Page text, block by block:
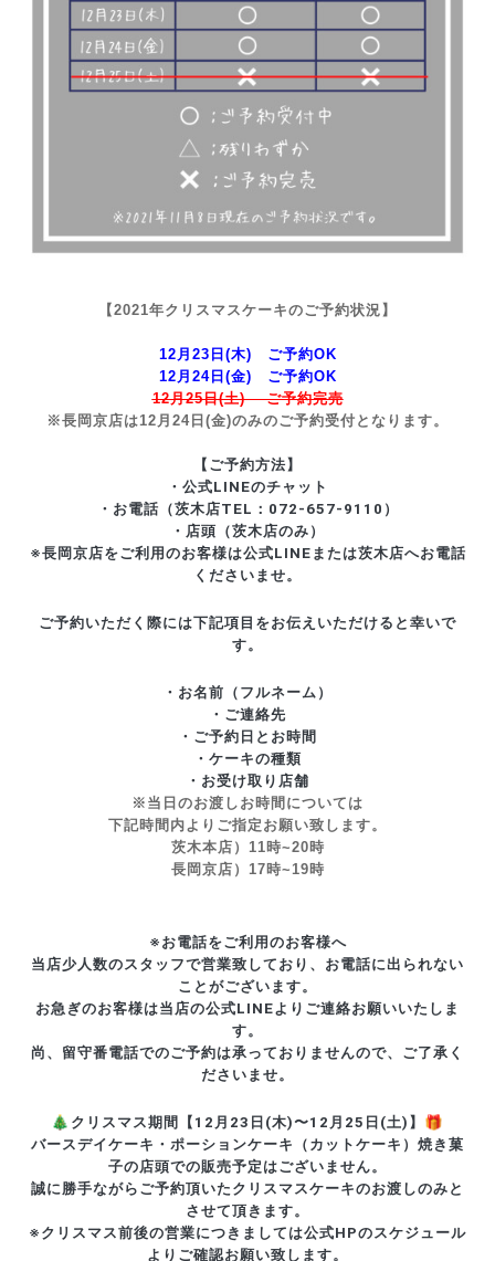
【2021年クリスマスケーキのご予約状況】
12月23日(木) ご予約OK
12月24日(金) ご予約OK
12月25日(土) ご予約完売
※長岡京店は12月24日(金)のみのご予約受付となります。
【ご予約方法】
・公式LINEのチャット
・お電話（茨木店TEL：072-657-9110）
・店頭（茨木店のみ）
※長岡京店をご利用のお客様は公式LINEまたは茨木店へお電話
くださいませ。
ご予約いただく際には下記項目をお伝えいただけると幸いで
す。
・お名前（フルネーム）
・ご連絡先
・ご予約日とお時間
・ケーキの種類
・お受け取り店舗
※当日のお渡しお時間については
下記時間内よりご指定お願い致します。
茨木本店）11時~20時
長岡京店）17時~19時
※お電話をご利用のお客様へ
当店少人数のスタッフで営業致しており、お電話に出られない
ことがございます。
お急ぎのお客様は当店の公式LINEよりご連絡お願いいたしま
す。
尚、留守番電話でのご予約は承っておりませんので、ご了承く
ださいませ。
🎄クリスマス期間【12月23日 (木) 〜12月25日 (土) 】🎁
バースデイケーキ・ポーションケーキ（カットケーキ）焼き菓
子の店頭での販売予定はございません。
誠に勝手ながらご予約頂いたクリスマスケーキのお渡しのみと
させて頂きます。
※クリスマス前後の営業につきましては公式HPのスケジュール
よりご確認お願い致します。